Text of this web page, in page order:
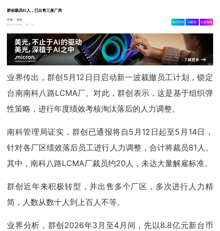
群创裁员81人，已出售三座厂房
作者：孙乐
05-13 14:44
2.3w
相关舆情 AI解读 生成海报
业界传出，群创5月12日日启动新一波裁撤员工计划，锁定
台南南科八路LCMA厂。对此，群创表示，这是基于组织弹
性策略，进行年度绩效考核淘汰落后的人力调整。
南科管理局证实，群创已通报将自5月12日起至5月14日，
针对各厂区绩效落后员工进行人力调整，合计将裁员81人。
其中，南科八路LCMA厂裁员约20人，未达大量解雇标准。
群创近年来积极转型，并出售多个厂区，多次进行人力精
简，人数从数十人到上百人不等。
业界分析，群创2026年3月至4月间，先以8.8亿元新台币